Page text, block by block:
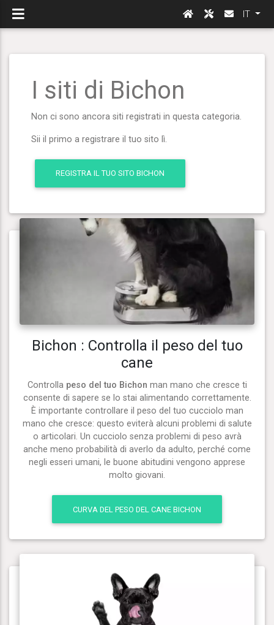
IT
I siti di Bichon
Non ci sono ancora siti registrati in questa categoria.
Sii il primo a registrare il tuo sito lì.
REGISTRA IL TUO SITO BICHON
Bichon : Controlla il peso del tuo
cane
Controlla peso del tuo Bichon man mano che cresce ti
consente di sapere se lo stai alimentando correttamente.
È importante controllare il peso del tuo cucciolo man
mano che cresce: questo eviterà alcuni problemi di salute
o articolari. Un cucciolo senza problemi di peso avrà
anche meno probabilità di averlo da adulto, perché come
negli esseri umani, le buone abitudini vengono apprese
molto giovani.
CURVA DEL PESO DEL CANE BICHON